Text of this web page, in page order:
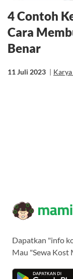
4 Contoh
Cara
Benar
11 Juli 2023 |
Dapatkan "info
Mau "Sewa Kost